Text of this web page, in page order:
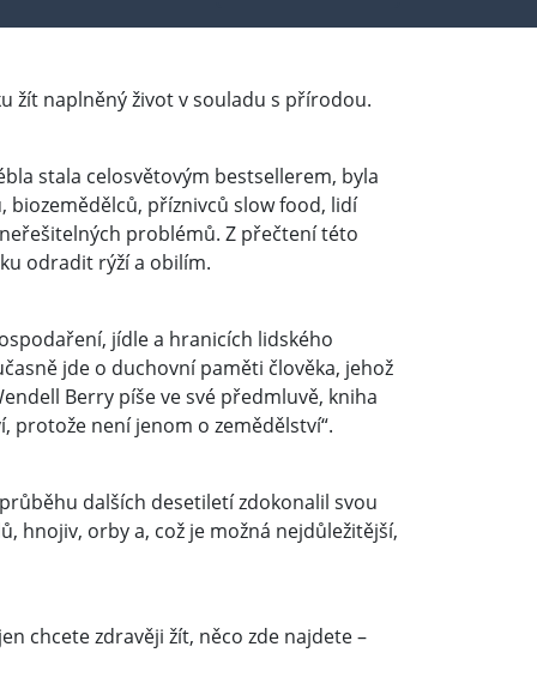
žít naplněný život v souladu s přírodou.
stala celosvětovým bestsellerem, byla
biozemědělců, příznivců slow food, lidí
problémů. Z přečtení této
odradit rýží a obilím.
jídle a hranicích lidského
jde o duchovní paměti člověka, jehož
Berry píše ve své předmluvě, kniha
protože není jenom o zemědělství“.
dalších desetiletí zdokonalil svou
hnojiv, orby a, což je možná nejdůležitější,
chcete zdravěji žít, něco zde najdete –